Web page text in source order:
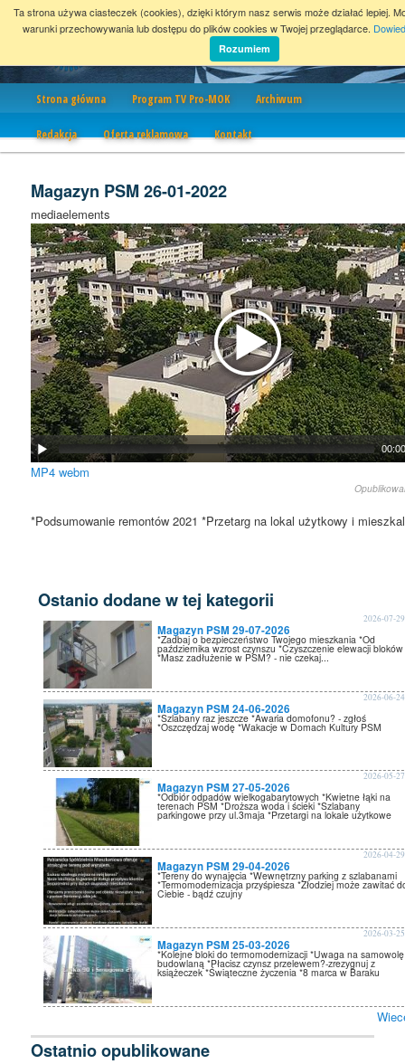
Strona główna Program TV Pro-MOK Archiwum
Redakcja Oferta reklamowa Kontakt
Magazyn PSM 26-01-2022
mediaelements
MP4 webm
*Podsumowanie remontów 2021 *Przetarg na lokal użytkowy i
Ostanio dodane w tej kategorii
Magazyn PSM 29-07-2026
2026-07-29
*Zadbaj o bezpieczeństwo Twojego mieszkania *Od
października wzrost czynszu *Czyszczenie elewacji bloków
*Masz zadłużenie w PSM? - nie czekaj...
Magazyn PSM 24-06-2026
2026-06-24
*Szlabany raz jeszcze *Awaria domofonu? - zgłoś
*Oszczędzaj wodę *Wakacje w Domach Kultury PSM
Magazyn PSM 27-05-2026
2026-05-27
*Odbiór odpadów wielkogabarytowych *Kwietne łąki na
terenach PSM *Droższa woda i ścieki *Szlabany
parkingowe przy ul.3maja *Przetargi na lokale użytkowe
Magazyn PSM 29-04-2026
2026-04-29
*Tereny do wynajęcia *Wewnętrzny parking z szlabanami
*Termomodernizacja przyśpiesza *Złodziej może zawitać
Ciebie - bądź czujny
Magazyn PSM 25-03-2026
2026-03-25
*Kolejne bloki do termomodernizacji *Uwaga na samowolę
budowlaną *Płacisz czynsz przelewem?-zrezygnuj z
książeczek *Świąteczne życzenia *8 marca w Baraku
Ostatnio opublikowane
Ta strona używa ciasteczek (cookies), dzięki którym nasz serwis może działać lepiej.
warunki przechowywania lub dostępu do plików cookies w Twojej przeglądarce.
Rozumiem